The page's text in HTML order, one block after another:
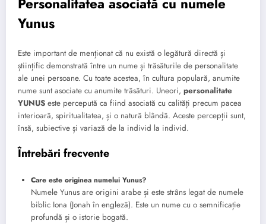
Yunus
Este important de menționat că nu există o legătură directă și
științific demonstrată între un nume și trăsăturile de personalitate
ale unei persoane. Cu toate acestea, în cultura populară, anumite
nume sunt asociate cu anumite trăsături. Uneori, personalitate
YUNUS este percepută ca fiind asociată cu calități precum pacea
interioară, spiritualitatea, și o natură blândă. Aceste percepții sunt,
însă, subiective și variază de la individ la individ.
Întrebări frecvente
Care este originea numelui Yunus?
Numele Yunus are origini arabe și este strâns legat de numele
biblic Iona (Jonah în engleză). Este un nume cu o semnificație
profundă și o istorie bogată.